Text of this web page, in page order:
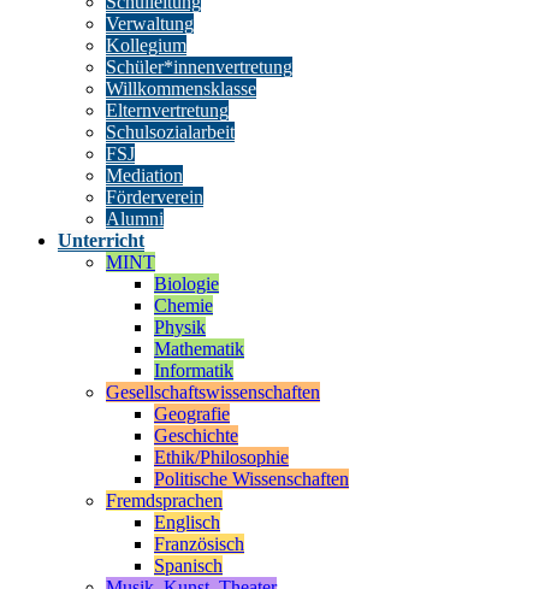
Verwaltung
Kollegium
Schüler*innenvertretung
Willkommensklasse
Elternvertretung
Schulsozialarbeit
FSJ
Mediation
Förderverein
Alumni
Unterricht
MINT
Biologie
Chemie
Physik
Mathematik
Informatik
Gesellschaftswissenschaften
Geografie
Geschichte
Ethik/Philosophie
Politische Wissenschaften
Fremdsprachen
Englisch
Französisch
Spanisch